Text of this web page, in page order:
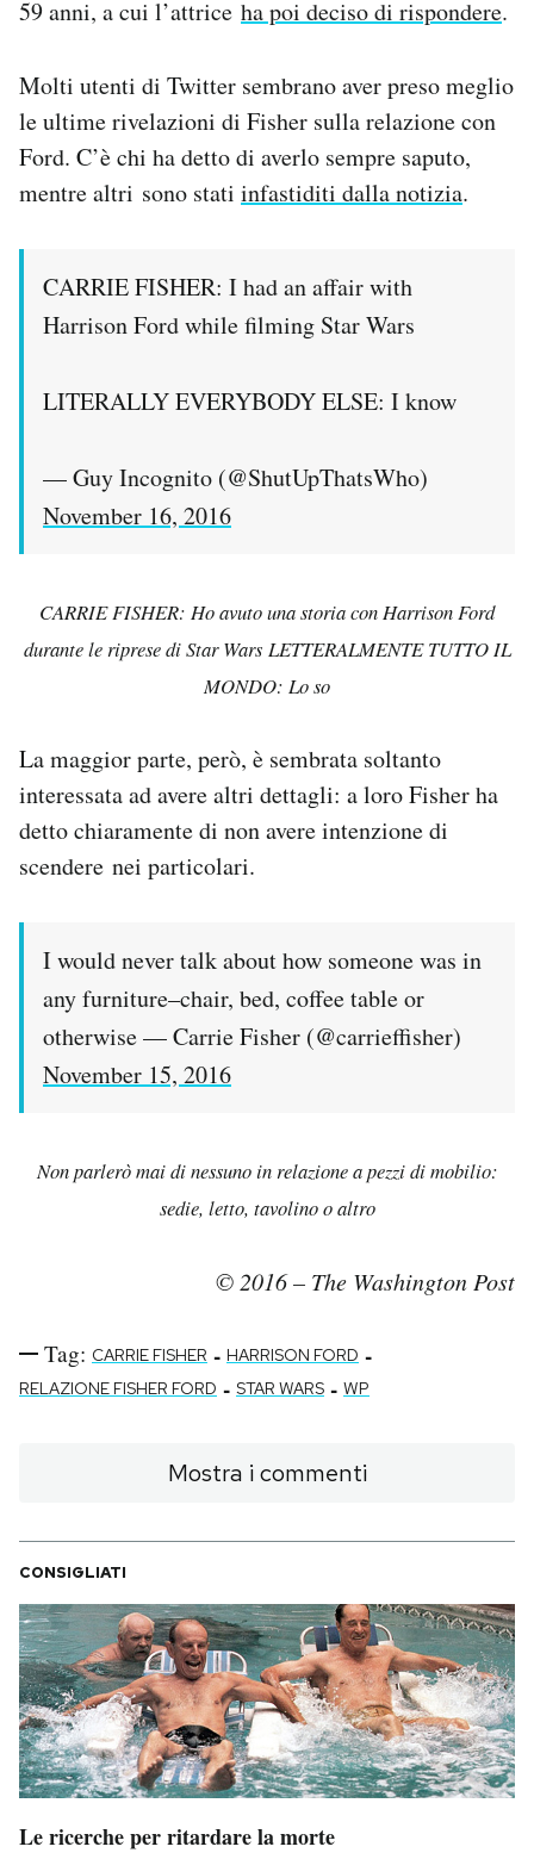
59 anni, a cui l’attrice ha poi deciso di rispondere.
Molti utenti di Twitter sembrano aver preso meglio
le ultime rivelazioni di Fisher sulla relazione con
Ford. C’è chi ha detto di averlo sempre saputo,
mentre altri sono stati infastiditi dalla notizia.
CARRIE FISHER: I had an affair with
Harrison Ford while filming Star Wars
LITERALLY EVERYBODY ELSE: I know
— Guy Incognito (@ShutUpThatsWho)
November 16, 2016
CARRIE FISHER: Ho avuto una storia con Harrison Ford
durante le riprese di Star Wars LETTERALMENTE TUTTO IL
MONDO: Lo so
La maggior parte, però, è sembrata soltanto
interessata ad avere altri dettagli: a loro Fisher ha
detto chiaramente di non avere intenzione di
scendere nei particolari.
I would never talk about how someone was in
any furniture–chair, bed, coffee table or
otherwise — Carrie Fisher (@carrieffisher)
November 15, 2016
Non parlerò mai di nessuno in relazione a pezzi di mobilio:
sedie, letto, tavolino o altro
© 2016 – The Washington Post
Tag: CARRIE FISHER - HARRISON FORD -
RELAZIONE FISHER FORD - STAR WARS - WP
Mostra i commenti
CONSIGLIATI
Le ricerche per ritardare la morte